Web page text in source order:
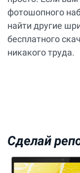
фотошопного
найти другие
бесплатного
никакого труда.
Сделай